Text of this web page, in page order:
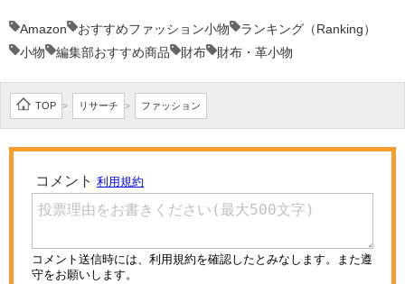
Amazon おすすめファッション小物
ランキング（Ranking）
小物
編集部おすすめ商品 財布 財布・革小物
TOP > リサーチ > ファッション